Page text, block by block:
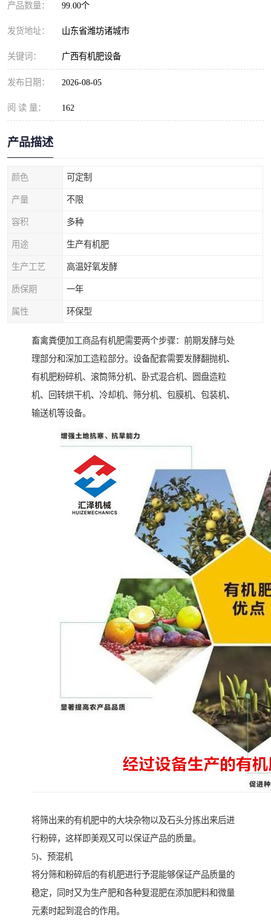
产品数量： 99.00个
发货地址： 山东省潍坊诸城市
关键词： 广西有机肥设备
发布日期： 2026-08-05
阅 读 量： 162
产品描述
颜色 可定制
产量 不限
容积 多种
用途 生产有机肥
生产工艺 高温好氧发酵
质保期 一年
属性 环保型
畜禽粪便加工商品有机肥需要两个步骤：前期发酵与处
理部分和深加工造粒部分。设备配套需要发酵翻抛机、
有机肥粉碎机、滚筒筛分机、卧式混合机、圆盘造粒
机、回转烘干机、冷却机、筛分机、包膜机、包装机、
输送机等设备。
将筛出来的有机肥中的大块杂物以及石头分拣出来后进
行粉碎，这样即美观又可以保证产品的质量。
5)、预混机
将分筛和粉碎后的有机肥进行予混能够保证产品质量的
稳定，同时又为生产肥和各种复混肥在添加肥料和微量
元素时起到混合的作用。